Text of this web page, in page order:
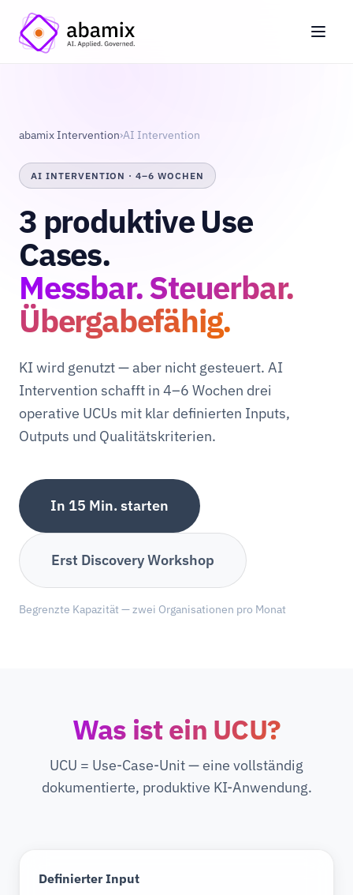
abamix Intervention›AI Intervention
AI INTERVENTION · 4–6 WOCHEN
3 produktive Use
Cases.
Messbar. Steuerbar.
Übergabefähig.
KI wird genutzt — aber nicht gesteuert. AI
Intervention schafft in 4–6 Wochen drei
operative UCUs mit klar definierten Inputs,
Outputs und Qualitätskriterien.
In 15 Min. starten
Erst Discovery Workshop
Begrenzte Kapazität — zwei Organisationen pro Monat
Was ist ein UCU?
UCU = Use-Case-Unit — eine vollständig
dokumentierte, produktive KI-Anwendung.
Definierter Input